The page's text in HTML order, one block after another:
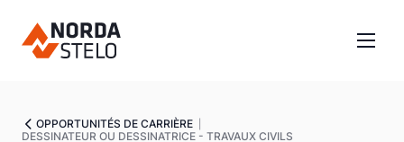
OPPORTUNITÉS DE CARRIÈRE
DESSINATEUR OU DESSINATRICE - TRAVAUX CIVILS